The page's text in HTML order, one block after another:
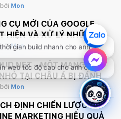
2 NÀY
Mon
CỤ MỚI CỦA GOOGLE
HIỆN VÀ XỬ LÝ NHỮNG
LUẬN PHẢN CẢM TRÊN
Mon
– MỘT MẠNG XÃ
TẠI CHÂU Á BỊ ĐÁNH
APPLE.
Mon
ĐỊNH CHIẾN LƯỢC
MARKETING HIỆU QUẢ